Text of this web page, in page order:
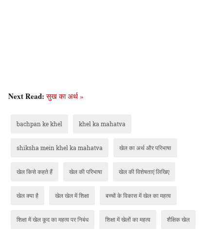
Next Read:सुख का अर्थ »
bachpan ke khel khel ka mahatva
shiksha mein khel ka mahatva खेल का अर्थ और परिभाषा
खेल किसे कहते हैं खेल की परिभाषा खेल की विशेषताएं लिखिए
खेल क्या है खेल खेल में शिक्षा बच्चों के विकास में खेल का महत्व
शिक्षा में खेल कूद का महत्व पर निबंध शिक्षा में खेलों का महत्व शैक्षिक खेल